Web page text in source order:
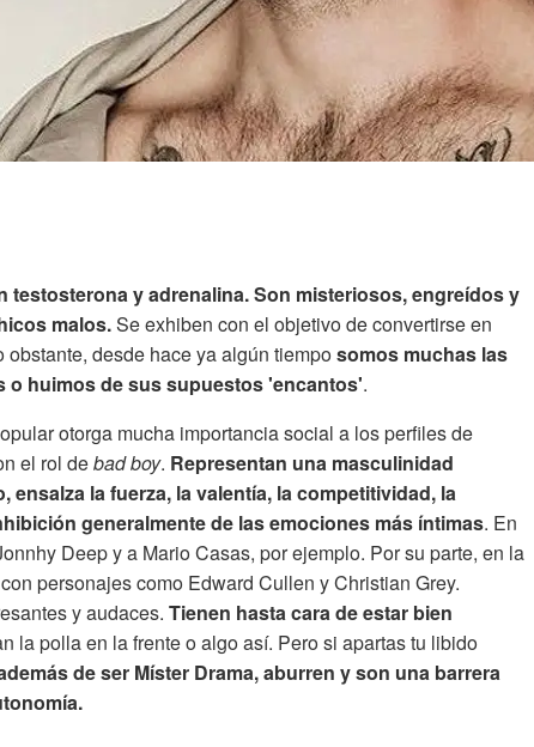
testosterona y adrenalina. Son misteriosos, engreídos y
malos.Se exhiben con el objetivo de convertirse en
obstante, desde hace ya algún tiemposomos muchas las
o huimos de sus supuestos 'encantos'.
otorga mucha importancia social a los perfiles de
el rol debad boy. Representan una masculinidad
ensalza la fuerza, la valentía, la competitividad, la
generalmente de las emociones más íntimas. En
Deep y a Mario Casas, por ejemplo. Por su parte, en la
personajes como Edward Cullen y Christian Grey.
y audaces. Tienen hasta cara de estar bien
la polla en la frente o algo así. Pero si apartas tu libido
de ser Míster Drama, aburren y son una barrera